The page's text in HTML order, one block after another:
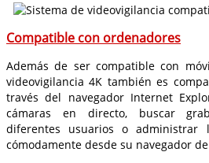
Compatible con ordenadores
Además de ser compatible con
videovigilancia 4K también es
través del navegador Internet
cámaras en directo, buscar
diferentes usuarios o administrar
cómodamente desde su navegador